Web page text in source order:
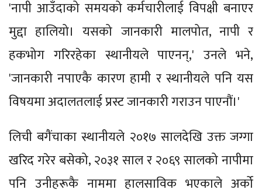
'नापी आउँदाको समयको कर्मचारीलाई विपक्षी बनाएर
मुद्दा हालियो। यसको जानकारी मालपोत, नापी र
हकभोग गरिरहेका स्थानीयले पाएनन्,' उनले भने,
'जानकारी नपाएकै कारण हामी र स्थानीयले पनि यस
विषयमा अदालतलाई प्रस्ट जानकारी गराउन पाएनौं।'
लिची बगैंचाका स्थानीयले २०१७ सालदेखि उक्त जग्गा
खरिद गरेर बसेको, २०३१ साल र २०६९ सालको नापीमा
पनि उनीहरूकै नाममा हालसाविक भएकाले अर्को